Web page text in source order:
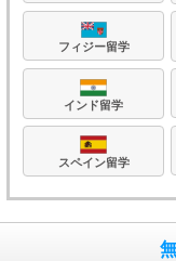
フィジー留学
インド留学
スペイン留学